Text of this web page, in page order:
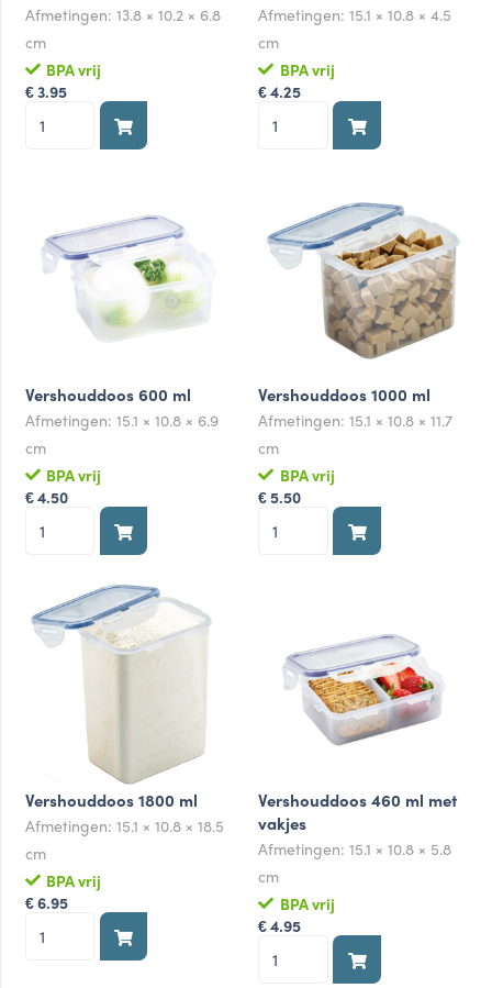
Afmetingen: 13.8 × 10.2 × 6.8
cm
BPA vrij
€ 3.95
Vershouddoos
Afmetingen:15.1 × 10.8 × 4.5
cm
BPA vrij
€ 4.25
Vershouddoos
Vershouddoos 600 ml
Afmetingen: 15.1 × 10.8 × 6.9
cm
BPA vrij
€ 4.50
Vershouddoos
aantal
Vershouddoos 1000 ml
Afmetingen:15.1 × 10.8 × 11.7
cm
BPA vrij
€ 5.50
Vershouddoos
Vershouddoos 1800 ml
Afmetingen: 15.1 × 10.8 × 18.5
cm
BPA vrij
€ 6.95
Vershouddoos
1800
Vershouddoos 460 ml met
vakjes
Afmetingen:15.1 × 10.8 × 5.8
cm
BPA vrij
€ 4.95
Vershouddoos
460